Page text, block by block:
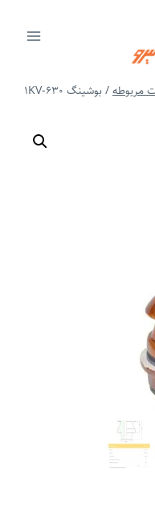
مربوطه/ بوشینگ 1KV-630